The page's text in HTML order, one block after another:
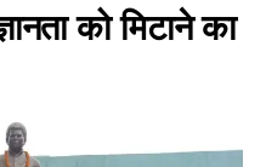
को मिटाने का